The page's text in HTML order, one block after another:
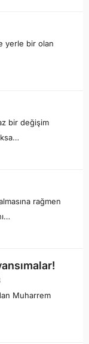
yerle bir olan
bir değişim
rağmen
Muharrem